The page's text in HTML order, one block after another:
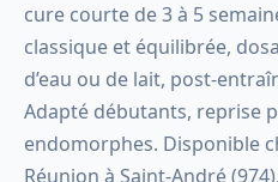
cure courte de 3 à 5
classique et équilibrée,
d’eau ou de lait, post-
Adapté débutants, reprise
endomorphes. Disponible
Réunion à Saint-André